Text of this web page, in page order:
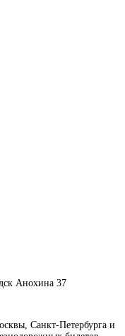
Анохина 37
Санкт-Петербурга и